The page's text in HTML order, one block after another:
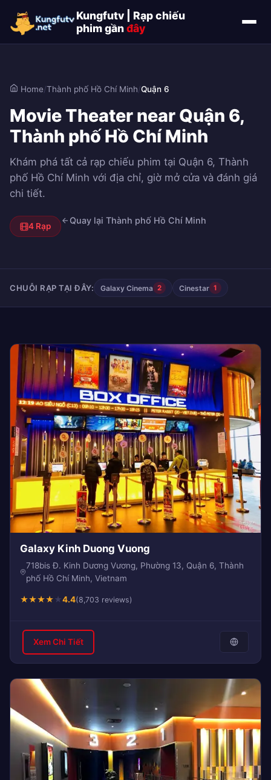
Kungfutv | Rạp chiếu
phim gầnđây
Home/Thành phố Hồ Chí Minh/Quận 6
Movie Theater near Quận 6,
Thành phố Hồ Chí Minh
Khám phá tất cả rạp chiếu phim tại Quận 6, Thành
phố Hồ Chí Minh với địa chỉ, giờ mở cửa và đánh giá
chi tiết.
4 Rạp
Quay lại Thành phố Hồ Chí Minh
CHUỖI RẠP TẠI ĐÂY: Galaxy Cinema 2 Cinestar 1
Galaxy Kinh Duong Vuong
718bis Đ. Kinh Dương Vương, Phường 13, Quận 6, Thành
phố Hồ Chí Minh, Vietnam
★★★★★4.4(8,703 reviews)
Xem Chi Tiết